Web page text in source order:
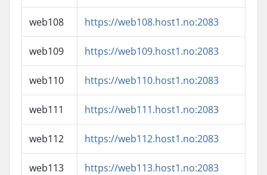
web108 https://web108.host1.no:2083
web109 https://web109.host1.no:2083
web110 https://web110.host1.no:2083
web111 https://web111.host1.no:2083
web112 https://web112.host1.no:2083
web113 https://web113.host1.no:2083